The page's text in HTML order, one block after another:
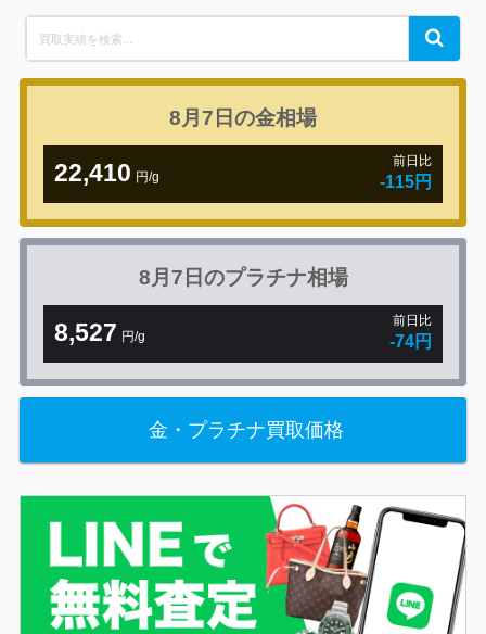
for:
Search
8月7日の金相場
22,410 円/g
前日比
-115円
8月7日のプラチナ相場
8,527 円/g
前日比
-74円
金・プラチナ買取価格